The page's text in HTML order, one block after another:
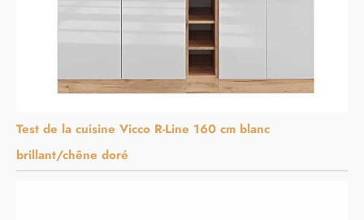
Test de la cuisine Vicco R-Line 160 cm blanc
brillant/chêne doré